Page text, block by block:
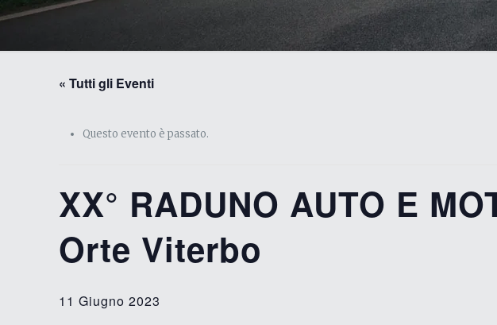
« Tutti gli Eventi
Questo evento è passato.
XX° RADUNO AUTO E
Orte Viterbo
11 Giugno 2023